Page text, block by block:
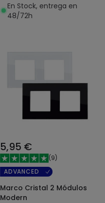
En Stock, entrega en
48/72h
5,95 €
(9)
ADVANCED
Marco Cristal 2 Módulos
Modern